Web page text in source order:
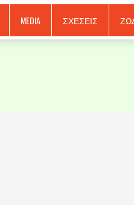
MEDIA ΣΧΕΣΕΙΣ